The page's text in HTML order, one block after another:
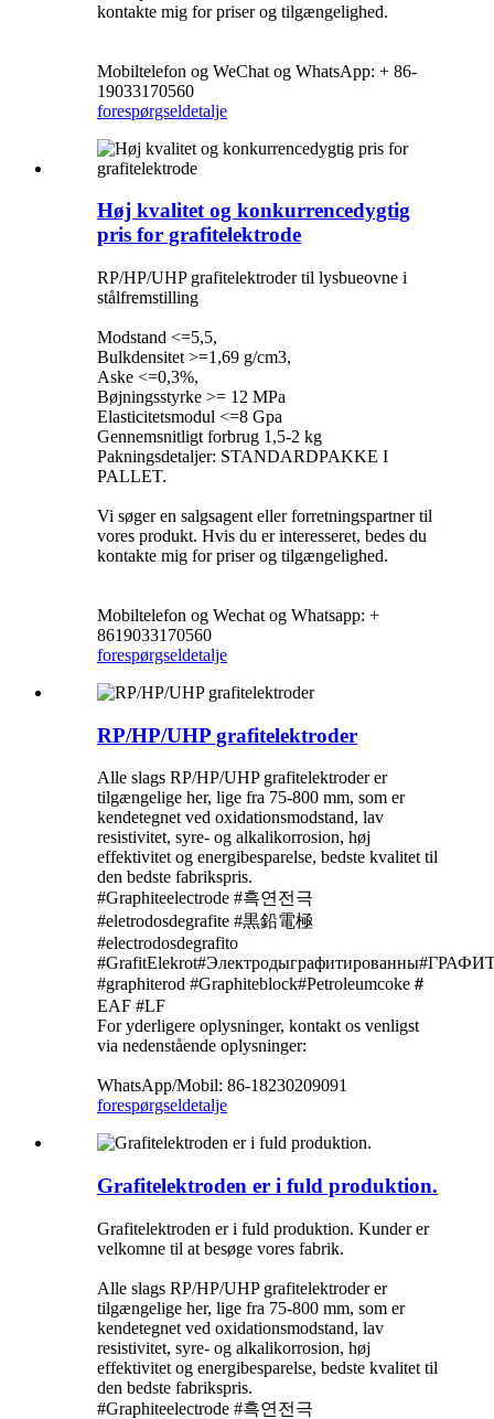
kontakte mig for priser og tilgængelighed.
Mobiltelefon og WeChat og WhatsApp: + 86-
19033170560
forespørgseldetalje
Høj kvalitet og konkurrencedygtig
pris for grafitelektrode
RP/HP/UHP grafitelektroder til lysbueovne i
stålfremstilling
Modstand <=5,5,
Bulkdensitet >=1,69 g/cm3,
Aske <=0,3%,
Bøjningsstyrke >= 12 MPa
Elasticitetsmodul <=8 Gpa
Gennemsnitligt forbrug 1,5-2 kg
Pakningsdetaljer: STANDARDPAKKE I
PALLET.
Vi søger en salgsagent eller forretningspartner til
vores produkt. Hvis du er interesseret, bedes du
kontakte mig for priser og tilgængelighed.
Mobiltelefon og Wechat og Whatsapp: +
8619033170560
forespørgseldetalje
RP/HP/UHP grafitelektroder
Alle slags RP/HP/UHP grafitelektroder er
tilgængelige her, lige fra 75-800 mm, som er
kendetegnet ved oxidationsmodstand, lav
resistivitet, syre- og alkalikorrosion, høj
effektivitet og energibesparelse, bedste kvalitet til
den bedste fabrikspris.
#Graphiteelectrode #흑연전극
#eletrodosdegrafite #黒鉛電極
#electrodosdegrafito
#graphiterod #Graphiteblock#Petroleumcoke＃
EAF #LF
For yderligere oplysninger, kontakt os venligst
via nedenstående oplysninger:
WhatsApp/Mobil: 86-18230209091
forespørgseldetalje
Grafitelektroden er i fuld produktion.
Grafitelektroden er i fuld produktion. Kunder er
velkomne til at besøge vores fabrik.
Alle slags RP/HP/UHP grafitelektroder er
tilgængelige her, lige fra 75-800 mm, som er
kendetegnet ved oxidationsmodstand, lav
resistivitet, syre- og alkalikorrosion, høj
effektivitet og energibesparelse, bedste kvalitet til
den bedste fabrikspris.
#Graphiteelectrode #흑연전극